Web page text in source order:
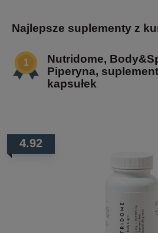
Najlepsze suplementy z
Nutridome,
Piperyna,
kapsułek
4.92